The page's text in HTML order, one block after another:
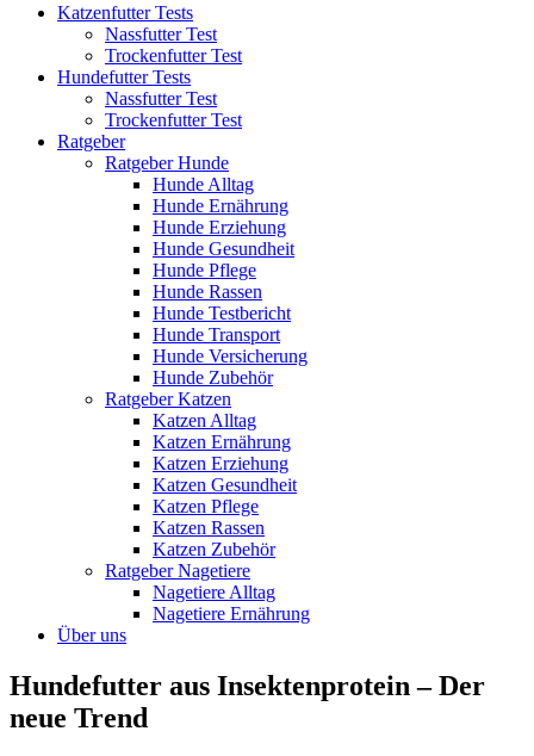
Katzenfutter Tests
Nassfutter Test
Trockenfutter Test
Hundefutter Tests
Nassfutter Test
Trockenfutter Test
Ratgeber
Ratgeber Hunde
Hunde Alltag
Hunde Ernährung
Hunde Erziehung
Hunde Gesundheit
Hunde Pflege
Hunde Rassen
Hunde Testbericht
Hunde Transport
Hunde Versicherung
Hunde Zubehör
Ratgeber Katzen
Katzen Alltag
Katzen Ernährung
Katzen Erziehung
Katzen Gesundheit
Katzen Pflege
Katzen Rassen
Katzen Zubehör
Ratgeber Nagetiere
Nagetiere Alltag
Nagetiere Ernährung
Über uns
Hundefutter aus Insektenprotein – Der
neue Trend